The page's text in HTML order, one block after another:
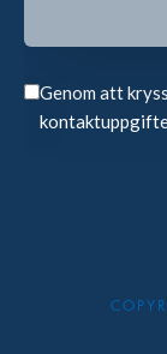
Genom att